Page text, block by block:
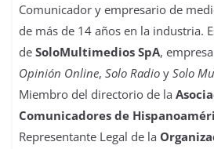
Comunicador y empresario de
de más de 14 años en la industria.
deSoloMultimedios SpA,
Opinión Online,Solo Radio ySolo
Miembro del directorio de la
Comunicadores de
Representante Legal de la